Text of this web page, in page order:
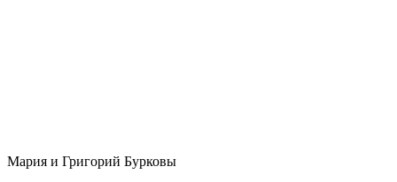
Мария и Григорий Бурковы